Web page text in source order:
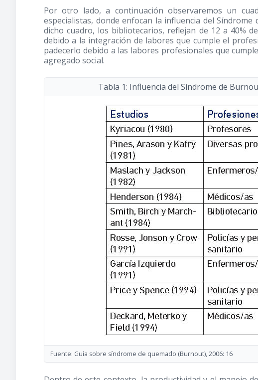
Por otro lado, a continuación observaremos un
especialistas, donde enfocan la influencia del
dicho cuadro, los bibliotecarios, reflejan de 12 a 40%
debido a la integración de labores que cumple el
padecerlo debido a las labores profesionales que
agregado social.
Tabla 1: Influencia del Síndrome de
Fuente: Guía sobre síndrome de quemado (Burnout), 2006: 16